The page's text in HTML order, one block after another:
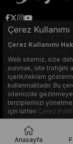
KURUMSAL
SAYFALAR
Bu web
Çerez Kullanımı
Çerez Kullanımı
Web sitemiz, size
sunmak, site trafiğini
içerik/reklam
kullanmaktadır. Bu
sitemizde
terciplerinizi
için lütfen Çerez
Anasayfa